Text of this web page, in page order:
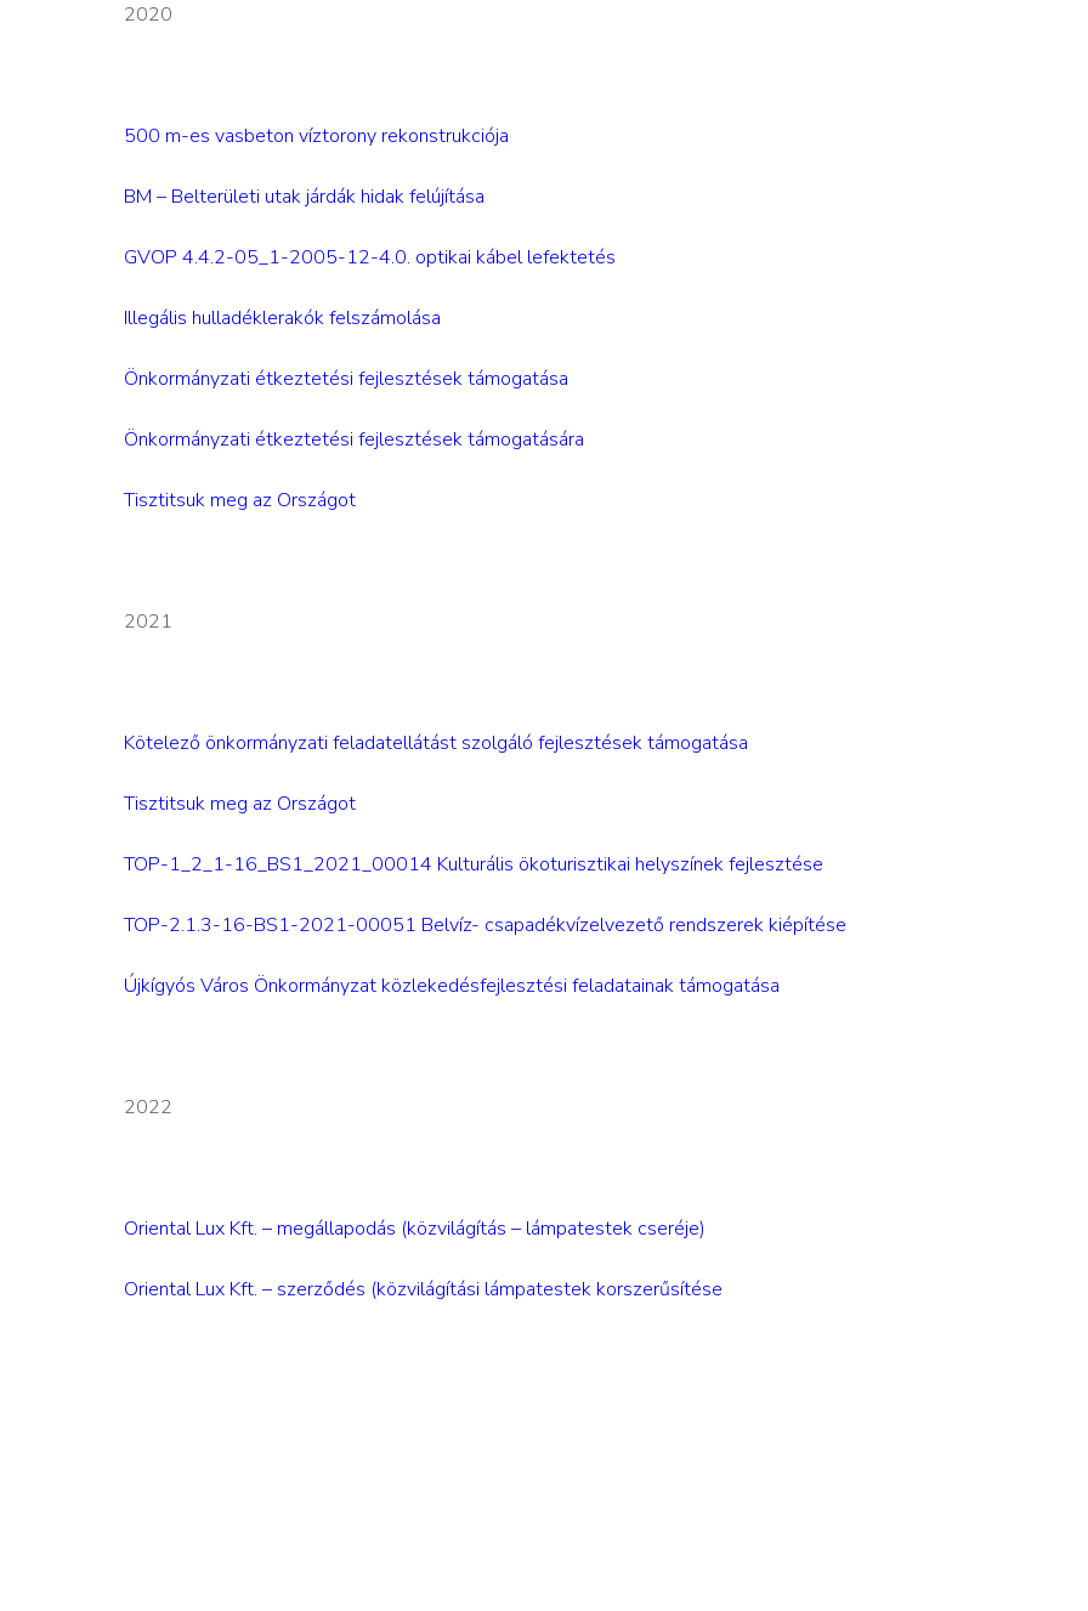
2020
500 m-es vasbeton víztorony rekonstrukciója
BM – Belterületi utak járdák hidak felújítása
GVOP 4.4.2-05_1-2005-12-4.0. optikai kábel lefektetés
Illegális hulladéklerakók felszámolása
Önkormányzati étkeztetési fejlesztések támogatása
Önkormányzati étkeztetési fejlesztések támogatására
Tisztitsuk meg az Országot
2021
Kötelező önkormányzati feladatellátást szolgáló fejlesztések támogatása
Tisztitsuk meg az Országot
TOP-1_2_1-16_BS1_2021_00014 Kulturális ökoturisztikai helyszínek fejlesztése
TOP-2.1.3-16-BS1-2021-00051 Belvíz- csapadékvízelvezető rendszerek kiépítése
Újkígyós Város Önkormányzat közlekedésfejlesztési feladatainak támogatása
2022
Oriental Lux Kft. – megállapodás (közvilágítás – lámpatestek cseréje)
Oriental Lux Kft. – szerződés (közvilágítási lámpatestek korszerűsítése